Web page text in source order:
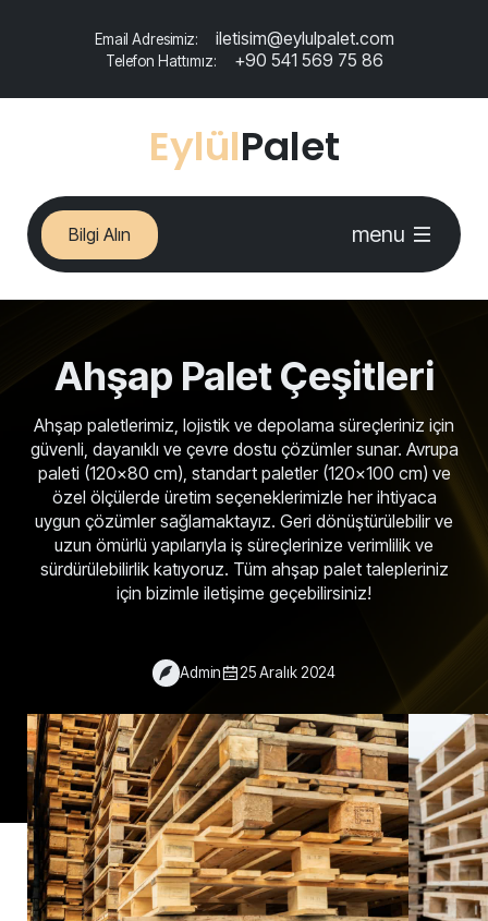
Email Adresimiz: iletisim@eylulpalet.com
Telefon Hattımız: +90 541 569 75 86
EylülPalet
Bilgi Alın menu
Ahşap Palet Çeşitleri
Ahşap paletlerimiz, lojistik ve depolama süreçleriniz için
güvenli, dayanıklı ve çevre dostu çözümler sunar. Avrupa
paleti (120x80 cm), standart paletler (120x100 cm) ve
özel ölçülerde üretim seçeneklerimizle her ihtiyaca
uygun çözümler sağlamaktayız. Geri dönüştürülebilir ve
uzun ömürlü yapılarıyla iş süreçlerinize verimlilik ve
sürdürülebilirlik katıyoruz. Tüm ahşap palet talepleriniz
için bizimle iletişime geçebilirsiniz!
Admin 25 Aralık 2024